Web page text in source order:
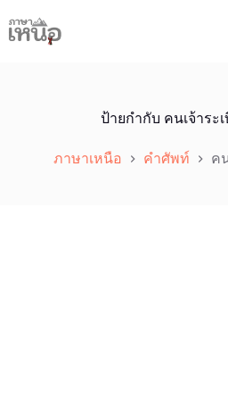
to
content
ป้ายกำกับ คนเจ้าระ
ภาษาเหนือ คำศัพท์ ค